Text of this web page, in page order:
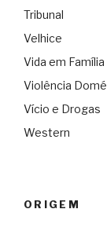
Tribunal
Velhice
Vida em Família
Violência
Vício e Drogas
Western
ORIGEM